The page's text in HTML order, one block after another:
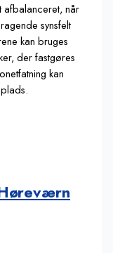
afbalanceret, når
synsfelt
kan bruges
der fastgøres
kan